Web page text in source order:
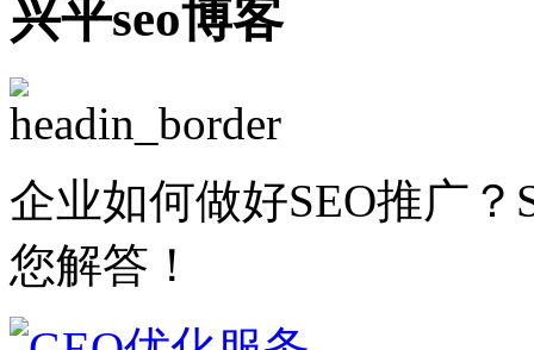
兴平seo博客
企业如何做好SEO推广
您解答！